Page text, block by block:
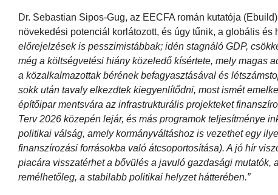
Dr. Sebastian Sipos-Gug, az EECFA román kutatója
növekedési potenciál korlátozott, és úgy tűnik, a globális és
előrejelzések is pesszimistábbak; idén stagnáló GDP,
még a költségvetési hiány közeledő kísértete, mely magas
a közalkalmazottak bérének befagyasztásával és
sokk után tavaly elkezdtek kiegyenlítődni, most ismét
építőipar mentsvára az infrastrukturális projekteket
Terv 2026 közepén lejár, és más programok teljesítménye
politikai válság, amely kormányváltáshoz is vezethet egy
finanszírozási forrásokba való átcsoportosítása). A jó hír
piacára visszatérhet a bővülés a javuló gazdasági
remélhetőleg, a stabilabb politikai helyzet hátterében.”